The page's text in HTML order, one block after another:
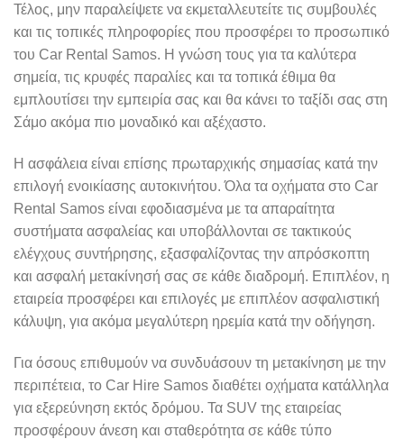
Τέλος, μην παραλείψετε να εκμεταλλευτείτε τις συμβουλές
και τις τοπικές πληροφορίες που προσφέρει το προσωπικό
του Car Rental Samos. Η γνώση τους για τα καλύτερα
σημεία, τις κρυφές παραλίες και τα τοπικά έθιμα θα
εμπλουτίσει την εμπειρία σας και θα κάνει το ταξίδι σας στη
Σάμο ακόμα πιο μοναδικό και αξέχαστο.
Η ασφάλεια είναι επίσης πρωταρχικής σημασίας κατά την
επιλογή ενοικίασης αυτοκινήτου. Όλα τα οχήματα στο Car
Rental Samos είναι εφοδιασμένα με τα απαραίτητα
συστήματα ασφαλείας και υποβάλλονται σε τακτικούς
ελέγχους συντήρησης, εξασφαλίζοντας την απρόσκοπτη
και ασφαλή μετακίνησή σας σε κάθε διαδρομή. Επιπλέον, η
εταιρεία προσφέρει και επιλογές με επιπλέον ασφαλιστική
κάλυψη, για ακόμα μεγαλύτερη ηρεμία κατά την οδήγηση.
Για όσους επιθυμούν να συνδυάσουν τη μετακίνηση με την
περιπέτεια, το Car Hire Samos διαθέτει οχήματα κατάλληλα
για εξερεύνηση εκτός δρόμου. Τα SUV της εταιρείας
προσφέρουν άνεση και σταθερότητα σε κάθε τύπο